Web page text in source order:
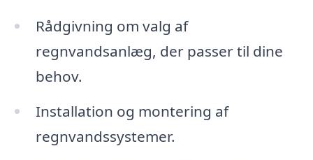
Rådgivning om valg af
regnvandsanlæg, der passer til dine
behov.
Installation og montering af
regnvandssystemer.